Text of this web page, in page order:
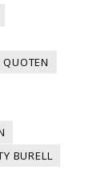
QUOTEN
BURELL